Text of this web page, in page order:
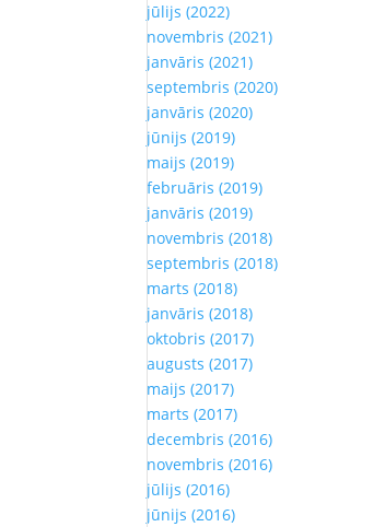
jūlijs (2022)
novembris (2021)
janvāris (2021)
septembris (2020)
janvāris (2020)
jūnijs (2019)
maijs (2019)
februāris (2019)
janvāris (2019)
novembris (2018)
septembris (2018)
marts (2018)
janvāris (2018)
oktobris (2017)
augusts (2017)
maijs (2017)
marts (2017)
decembris (2016)
novembris (2016)
jūlijs (2016)
jūnijs (2016)